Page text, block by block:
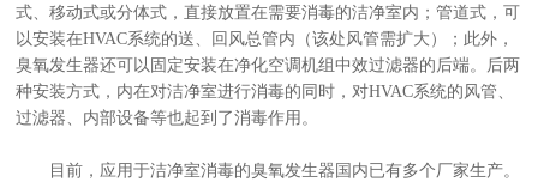
式、移动式或分体式，直接放置在需要消毒的洁净室内；管道式，可
以安装在HVAC系统的送、回风总管内（该处风管需扩大）；此外，
臭氧发生器还可以固定安装在净化空调机组中效过滤器的后端。后两
种安装方式，内在对洁净室进行消毒的同时，对HVAC系统的风管、
过滤器、内部设备等也起到了消毒作用。
目前，应用于洁净室消毒的臭氧发生器国内已有多个厂家生产。